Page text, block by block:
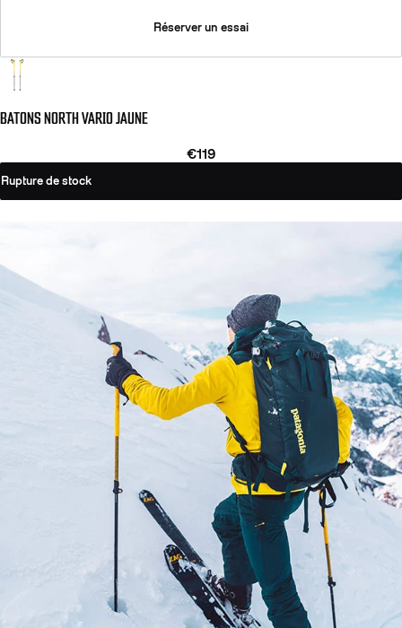
Réserver un essai
BATONS NORTH VARIO JAUNE
€119
Rupture de stock